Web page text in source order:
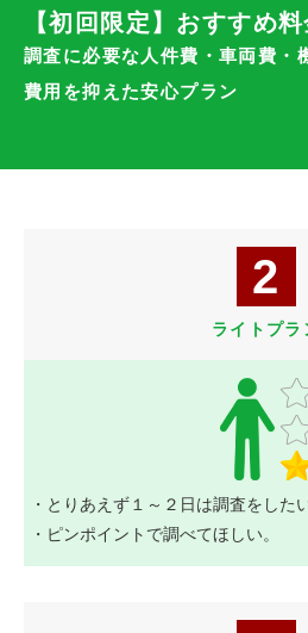
【初回限定】おすすめ
調査に必要な人件費・車両費・
費用を抑えた安心プラン
2
ライトプラ
・とりあえず１～２日は調査をしたい
・ピンポイントで調べてほしい。